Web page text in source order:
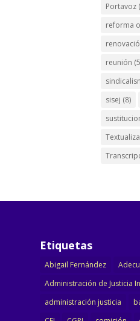
Portavoz
reforma
reunión
sisej (8)
Etiquetas
Abigail Fernández
Administración de Justicia
administración justicia